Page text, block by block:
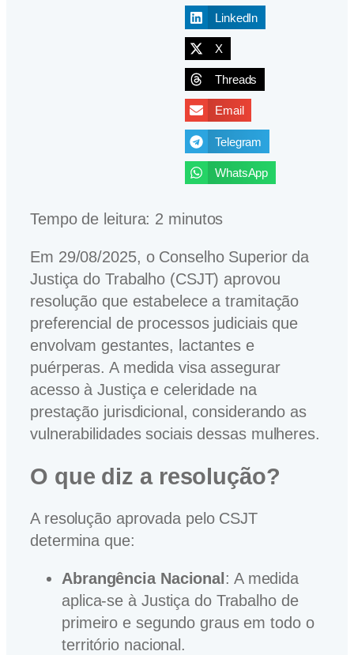
LinkedIn
X
Threads
Email
Telegram
WhatsApp
Tempo de leitura: 2 minutos
Em 29/08/2025, o Conselho Superior da
Justiça do Trabalho (CSJT) aprovou
resolução que estabelece a tramitação
preferencial de processos judiciais que
envolvam gestantes, lactantes e
puérperas. A medida visa assegurar
acesso à Justiça e celeridade na
prestação jurisdicional, considerando as
vulnerabilidades sociais dessas mulheres.
O que diz a resolução?
A resolução aprovada pelo CSJT
determina que:
Abrangência Nacional : A medida
aplica-se à Justiça do Trabalho de
primeiro e segundo graus em todo o
território nacional.